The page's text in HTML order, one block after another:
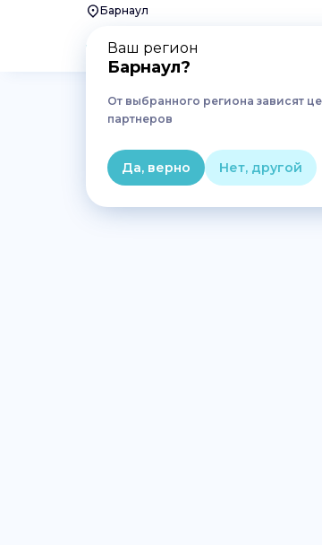
Барнаул
Ваш регион
Барнаул?
От выбранного региона зависят
партнеров
Да, верно Нет, другой
Лекарства Акушерство,
Препараты для